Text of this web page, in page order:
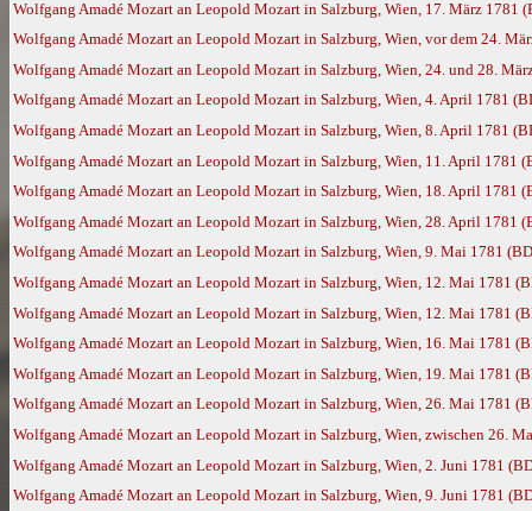
Wolfgang Amadé Mozart an Leopold Mozart in Salzburg, Wien, 17. März 1781
Wolfgang Amadé Mozart an Leopold Mozart in Salzburg, Wien, vor dem 24.
Wolfgang Amadé Mozart an Leopold Mozart in Salzburg, Wien, 24. und 28.
Wolfgang Amadé Mozart an Leopold Mozart in Salzburg, Wien, 4. April 1781
Wolfgang Amadé Mozart an Leopold Mozart in Salzburg, Wien, 8. April 1781
Wolfgang Amadé Mozart an Leopold Mozart in Salzburg, Wien, 11. April 1781
Wolfgang Amadé Mozart an Leopold Mozart in Salzburg, Wien, 18. April 1781
Wolfgang Amadé Mozart an Leopold Mozart in Salzburg, Wien, 28. April 1781
Wolfgang Amadé Mozart an Leopold Mozart in Salzburg, Wien, 9. Mai 1781
Wolfgang Amadé Mozart an Leopold Mozart in Salzburg, Wien, 12. Mai 1781
Wolfgang Amadé Mozart an Leopold Mozart in Salzburg, Wien, 12. Mai 1781
Wolfgang Amadé Mozart an Leopold Mozart in Salzburg, Wien, 16. Mai 1781
Wolfgang Amadé Mozart an Leopold Mozart in Salzburg, Wien, 19. Mai 1781
Wolfgang Amadé Mozart an Leopold Mozart in Salzburg, Wien, 26. Mai 1781
Wolfgang Amadé Mozart an Leopold Mozart in Salzburg, Wien, zwischen 26.
Wolfgang Amadé Mozart an Leopold Mozart in Salzburg, Wien, 2. Juni 1781
Wolfgang Amadé Mozart an Leopold Mozart in Salzburg, Wien, 9. Juni 1781